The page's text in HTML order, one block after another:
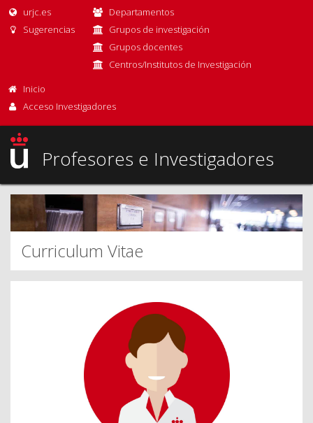
urjc.es
Sugerencias
Departamentos
Grupos de investigación
Grupos docentes
Centros/Institutos de Investigación
Inicio
Acceso Investigadores
Profesores e Investigadores
Curriculum Vitae